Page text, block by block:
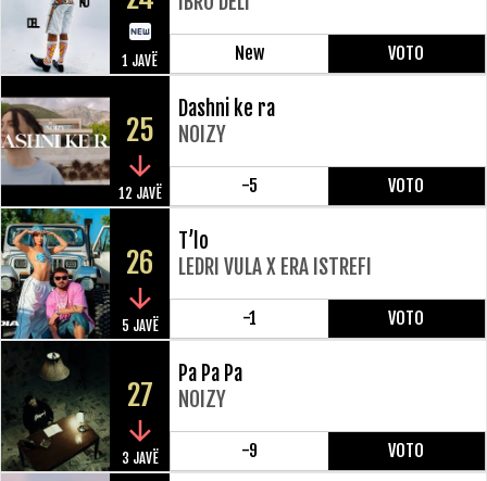
1 JAVË New VOTO
25
12 JAVË
Dashni ke ra
NOIZY
-5 VOTO
26
5 JAVË
T’lo
LEDRI VULA X ERA ISTREFI
-1 VOTO
27
3 JAVË
Pa Pa Pa
NOIZY
-9 VOTO